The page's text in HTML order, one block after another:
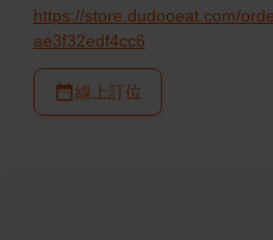
https://store.dudooeat.com/
ae3f32edf4cc6
線上訂位